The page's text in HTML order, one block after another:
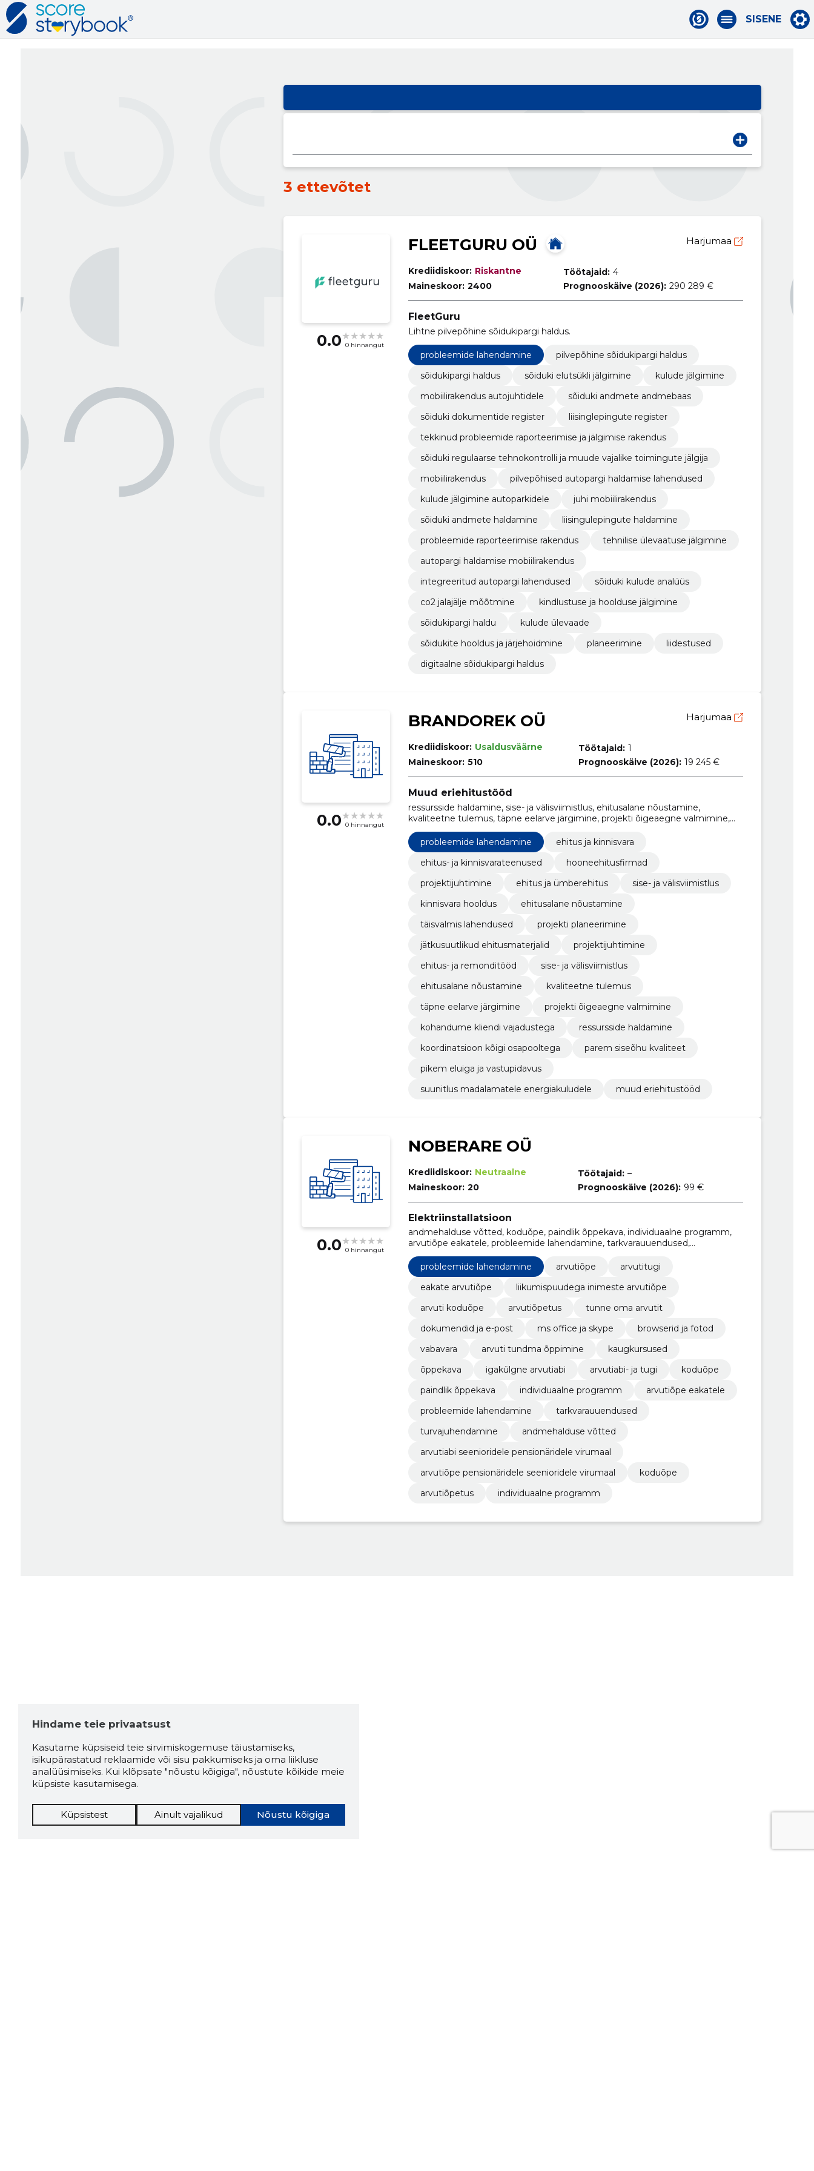
SISENE
3 ettevõtet
0.0 0 hinnangut
FLEETGURU OÜ Harjumaa
Krediidiskoor: Riskantne
Maineskoor: 2400
Töötajaid: 4
Prognooskäive (2026): 290 289 €
FleetGuru
Lihtne pilvepõhine sõidukipargi haldus.
probleemide lahendamine
pilvepõhine sõidukipargi haldus
sõidukipargi haldus
sõiduki elutsükli jälgimine
kulude jälgimine
mobiilirakendus autojuhtidele
sõiduki andmete andmebaas
sõiduki dokumentide register
liisinglepingute register
tekkinud probleemide raporteerimise ja jälgimise rakendus
sõiduki regulaarse tehnokontrolli ja muude vajalike toimingute jälgija
mobiilirakendus
pilvepõhised autopargi haldamise lahendused
kulude jälgimine autoparkidele
juhi mobiilirakendus
sõiduki andmete haldamine
liisingulepingute haldamine
probleemide raporteerimise rakendus
tehnilise ülevaatuse jälgimine
autopargi haldamise mobiilirakendus
integreeritud autopargi lahendused
sõiduki kulude analüüs
co2 jalajälje mõõtmine
kindlustuse ja hoolduse jälgimine
sõidukipargi haldu
kulude ülevaade
sõidukite hooldus ja järjehoidmine
planeerimine
liidestused
digitaalne sõidukipargi haldus
0.0 0 hinnangut
BRANDOREK OÜ Harjumaa
Krediidiskoor: Usaldusväärne
Maineskoor: 510
Töötajaid: 1
Prognooskäive (2026): 19 245 €
Muud eriehitustööd
ressursside haldamine, sise- ja välisviimistlus, ehitusalane nõustamine,
kvaliteetne tulemus, täpne eelarve järgimine, projekti õigeaegne valmimine,
madalamatele energiakuludele, pikem eluiga ja vastupidavus
probleemide lahendamine
ehitus ja kinnisvara
ehitus- ja kinnisvarateenused
hooneehitusfirmad
projektijuhtimine
ehitus ja ümberehitus
sise- ja välisviimistlus
kinnisvara hooldus
ehitusalane nõustamine
täisvalmis lahendused
projekti planeerimine
jätkusuutlikud ehitusmaterjalid
projektijuhtimine
ehitus- ja remonditööd
sise- ja välisviimistlus
ehitusalane nõustamine
kvaliteetne tulemus
täpne eelarve järgimine
projekti õigeaegne valmimine
kohandume kliendi vajadustega
ressursside haldamine
koordinatsioon kõigi osapooltega
parem siseõhu kvaliteet
pikem eluiga ja vastupidavus
suunitlus madalamatele energiakuludele
muud eriehitustööd
0.0 0 hinnangut
NOBERARE OÜ
Krediidiskoor: Neutraalne
Maineskoor: 20
Töötajaid: –
Prognooskäive (2026): 99 €
Elektriinstallatsioon
andmehalduse võtted, koduõpe, paindlik õppekava, individuaalne programm,
arvutiõpe eakatele, probleemide lahendamine, tarkvarauuendused,
turvajuhendamine, individuaalne programm, arvutiõpetus
probleemide lahendamine
arvutiõpe
arvutitugi
eakate arvutiõpe
liikumispuudega inimeste arvutiõpe
arvuti koduõpe
arvutiõpetus
tunne oma arvutit
dokumendid ja e-post
ms office ja skype
browserid ja fotod
vabavara
arvuti tundma õppimine
kaugkursused
õppekava
igakülgne arvutiabi arvutiabi- ja tugi
koduõpe
paindlik õppekava
individuaalne programm
arvutiõpe eakatele
probleemide lahendamine
tarkvarauuendused
turvajuhendamine
andmehalduse võtted
arvutiabi seenioridele pensionäridele virumaal
arvutiõpe pensionäridele seenioridele virumaal
koduõpe
arvutiõpetus
individuaalne programm
Hindame teie privaatsust
Kasutame küpsiseid teie sirvimiskogemuse täiustamiseks,
isikupärastatud reklaamide või sisu pakkumiseks ja oma liikluse
analüüsimiseks. Kui klõpsate "nõustu kõigiga", nõustute kõikide meie
küpsiste kasutamisega.
Nõustu kõigiga
Küpsistest Ainult vajalikud